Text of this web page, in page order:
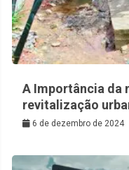
A Importância da
revitalização
6 de dezembro de 2024